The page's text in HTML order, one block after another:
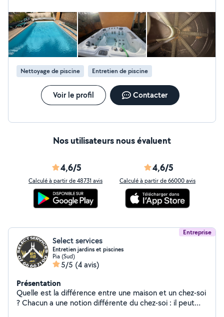
Nettoyage de piscine Entretien de piscine
Voir le profil Contacter
Nos utilisateurs nous évaluent
4,6/5
Calculé à partir de 48731 avis
4,6/5
Calculé à partir de 66000 avis
Entreprise
Select services
Entretien jardins et piscines
Pia (Sud)
5/5 (4 avis)
Présentation
Quelle est la différence entre une maison et un chez-soi
? Chacun a une notion différente du chez-soi : il peut